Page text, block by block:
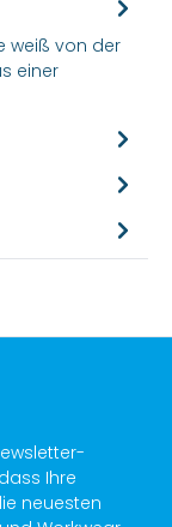
weiß von der
einer
Ihre
neuesten